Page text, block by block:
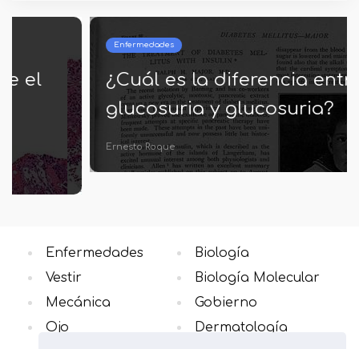
¿Cuál es la diferencia entre
glucosuria y glucosuria?
Ernesto Roque
Enfermedades
Vestir
Mecánica
Ojo
Biología
Biología Molecular
Gobierno
Dermatología